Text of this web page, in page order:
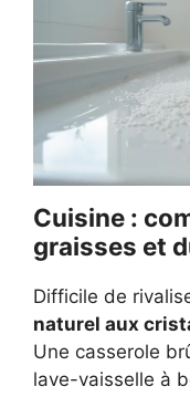
Cuisine :
graisses et
Difficile de
naturel aux
Une casserole
lave-vaisselle à